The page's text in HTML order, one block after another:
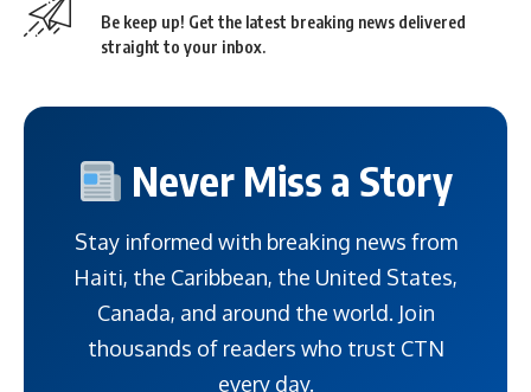
Be keep up! Get the latest breaking news delivered
straight to your inbox.
Never Miss a Story
Stay informed with breaking news from
Haiti, the Caribbean, the United States,
Canada, and around the world. Join
thousands of readers who trust CTN
every day.